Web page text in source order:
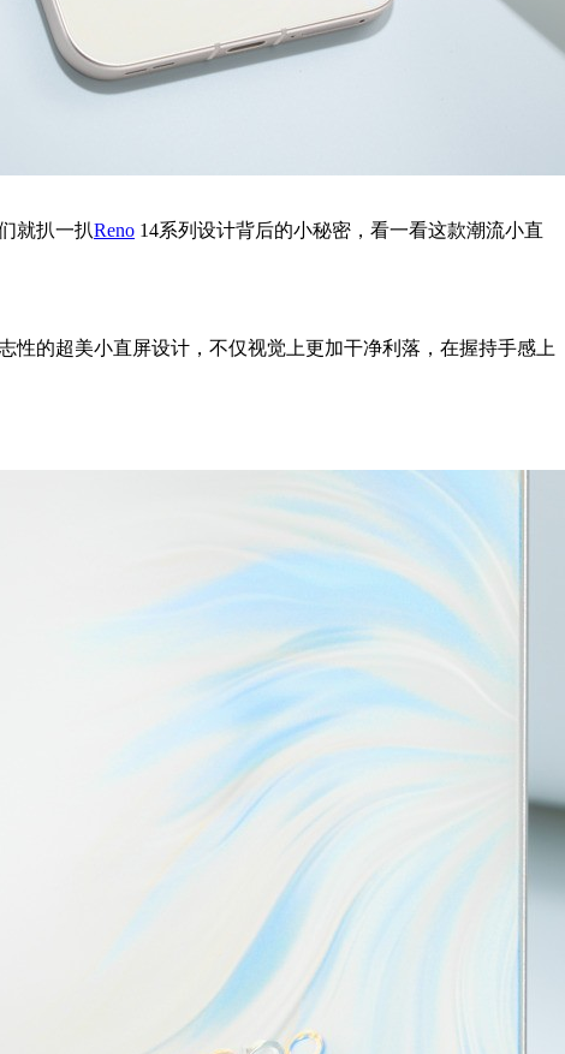
就扒一扒Reno 14系列设计背后的小秘密，看一看这款潮流小直
性的超美小直屏设计，不仅视觉上更加干净利落，在握持手感上